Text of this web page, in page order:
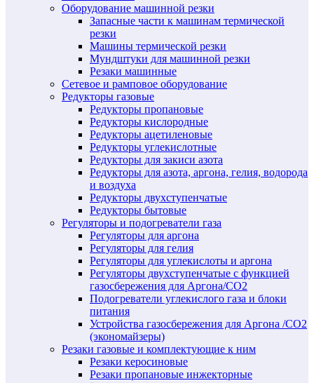
Оборудование машинной резки
Запасные части к машинам термической
резки
Машины термической резки
Мундштуки для машинной резки
Резаки машинные
Сетевое и рамповое оборудование
Редукторы газовые
Редукторы пропановые
Редукторы кислородные
Редукторы ацетиленовые
Редукторы углекислотные
Редукторы для закиси азота
Редукторы для азота, аргона, гелия, водорода
и воздуха
Редукторы двухступенчатые
Редукторы бытовые
Регуляторы и подогреватели газа
Регуляторы для аргона
Регуляторы для гелия
Регуляторы для углекислоты и аргона
Регуляторы двухступенчатые c функцией
газосбережения для Аргона/СО2
Подогреватели углекислого газа и блоки
питания
Устройства газосбережения для Аргона /СО2
(экономайзеры)
Резаки газовые и комплектующие к ним
Резаки керосиновые
Резаки пропановые инжекторные